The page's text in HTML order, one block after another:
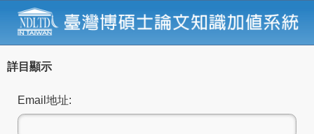
詳目顯示
Email地址: